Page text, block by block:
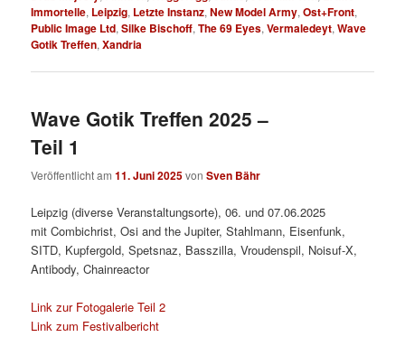
Immortelle, Leipzig, Letzte Instanz,New Model Army,Ost+Front,
Public Image Ltd,Silke Bischoff,The 69 Eyes,Vermaledeyt,Wave
Gotik Treffen,Xandria
Wave Gotik Treffen 2025 –
Teil 1
Veröffentlicht am11. Juni 2025vonSven Bähr
Leipzig (diverse Veranstaltungsorte), 06. und 07.06.2025
mit Combichrist, Osi and the Jupiter, Stahlmann, Eisenfunk,
SITD, Kupfergold, Spetsnaz, Basszilla, Vroudenspil, Noisuf-X,
Antibody, Chainreactor
Link zur Fotogalerie Teil 2
Link zum Festivalbericht